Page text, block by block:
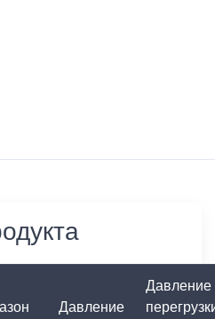
Давление
Давление